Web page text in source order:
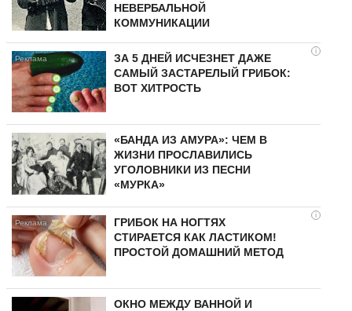
НЕВЕРБАЛЬНОЙ
КОММУНИКАЦИИ
i
ЗА 5 ДНЕЙ ИСЧЕЗНЕТ ДАЖЕ
САМЫЙ ЗАСТАРЕЛЫЙ ГРИБОК:
ВОТ ХИТРОСТЬ
«БАНДА ИЗ АМУРА»: ЧЕМ В
ЖИЗНИ ПРОСЛАВИЛИСЬ
УГОЛОВНИКИ ИЗ ПЕСНИ
«МУРКА»
i
ГРИБОК НА НОГТЯХ
СТИРАЕТСЯ КАК ЛАСТИКОМ!
ПРОСТОЙ ДОМАШНИЙ МЕТОД
ОКНО МЕЖДУ ВАННОЙ И